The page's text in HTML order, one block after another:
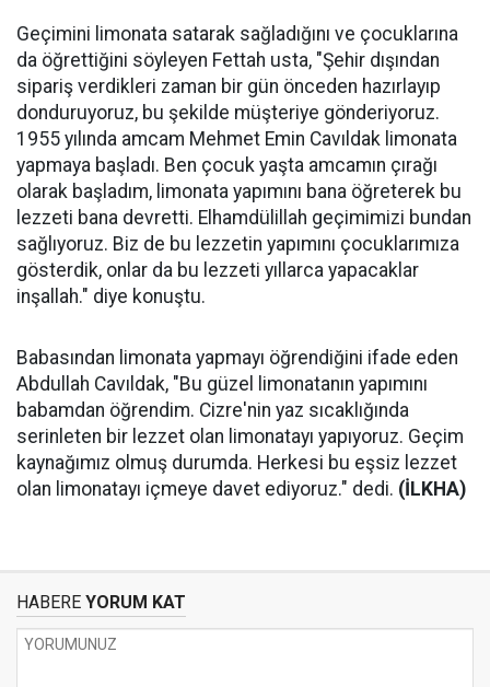
Geçimini limonata satarak sağladığını ve çocuklarına
da öğrettiğini söyleyen Fettah usta, "Şehir dışından
sipariş verdikleri zaman bir gün önceden hazırlayıp
donduruyoruz, bu şekilde müşteriye gönderiyoruz.
1955 yılında amcam Mehmet Emin Cavıldak limonata
yapmaya başladı. Ben çocuk yaşta amcamın çırağı
olarak başladım, limonata yapımını bana öğreterek bu
lezzeti bana devretti. Elhamdülillah geçimimizi bundan
sağlıyoruz. Biz de bu lezzetin yapımını çocuklarımıza
gösterdik, onlar da bu lezzeti yıllarca yapacaklar
inşallah." diye konuştu.
Babasından limonata yapmayı öğrendiğini ifade eden
Abdullah Cavıldak, "Bu güzel limonatanın yapımını
babamdan öğrendim. Cizre'nin yaz sıcaklığında
serinleten bir lezzet olan limonatayı yapıyoruz. Geçim
kaynağımız olmuş durumda. Herkesi bu eşsiz lezzet
olan limonatayı içmeye davet ediyoruz." dedi. (İLKHA)
HABERE YORUM KAT